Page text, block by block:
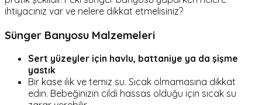
ihtiyacınız var ve nelere dikkat etmelisiniz?
Sünger Banyosu Malzemeleri
Sert yüzeyler için havlu, battaniye ya da şişme
yastık
Bir kase ılık ve temiz su. Sıcak olmamasına dikkat
edin. Bebeğinizin cildi hassas olduğu için sıcak su